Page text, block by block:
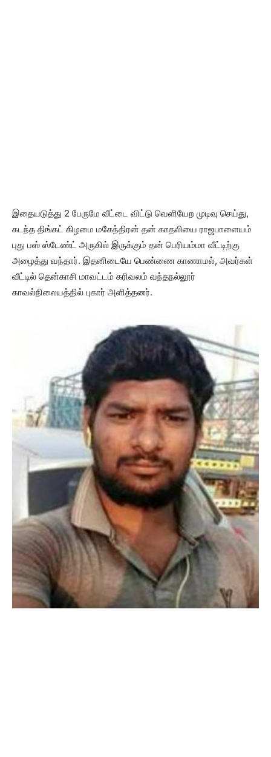
இதையடுத்து 2 பேருமே வீட்டை விட்டு வெளியேற முடிவு செய்து,
கடந்த திங்கட் கிழமை மகேந்திரன் தன் காதலியை ராஜபாளையம்
புது பஸ் ஸ்டேண்ட் அருகில் இருக்கும் தன் பெரியம்மா வீட்டிற்கு
அழைத்து வந்தார். இதனிடையே பெண்ணை காணாமல், அவர்கள்
வீட்டில் தென்காசி மாவட்டம் கரிவலம் வந்தநல்லூர்
காவல்நிலையத்தில் புகார் அளித்தனர்.